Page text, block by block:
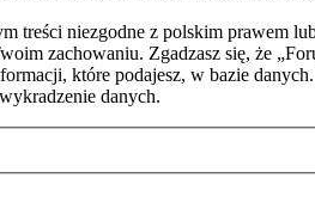
niezgodne z polskim prawem
zachowaniu. Zgadzasz się, że
które podajesz, w bazie
danych.